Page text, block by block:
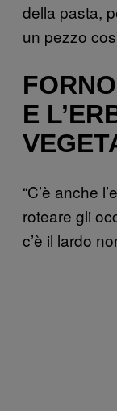
della pasta,
un pezzo
E
“C’è anche
roteare gli
c’è il lardo